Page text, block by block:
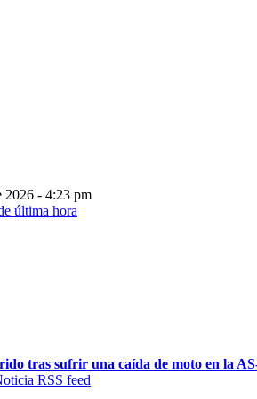
2026 - 4:23 pm
tras sufrir una caída de moto en la